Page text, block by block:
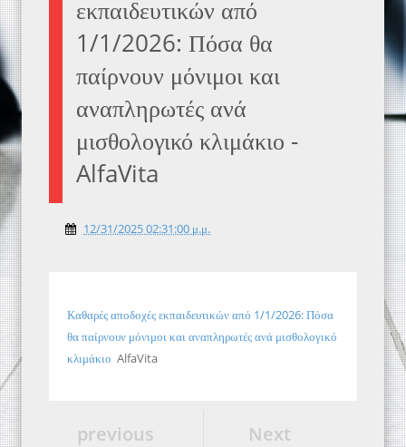
εκπαιδευτικών από
1/1/2026: Πόσα θα
παίρνουν μόνιμοι και
αναπληρωτές ανά
μισθολογικό κλιμάκιο -
AlfaVita
12/31/2025 02:31:00 μ.μ.
Καθαρές αποδοχές εκπαιδευτικών από 1/1/2026: Πόσα
θα παίρνουν μόνιμοι και αναπληρωτές ανά μισθολογικό
κλιμάκιο AlfaVita
Next
previous